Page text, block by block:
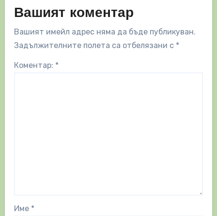
Вашият коментар
Вашият имейл адрес няма да бъде публикуван.
Задължителните полета са отбелязани с *
Коментар: *
Име *